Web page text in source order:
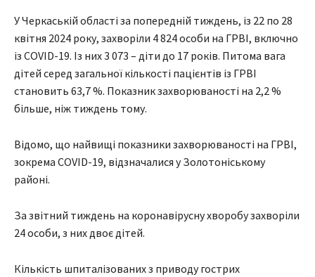
У Черкаській області за попередній тиждень, із 22 по 28
квітня 2024 року, захворіли 4 824 особи на ГРВІ, включно
із COVID-19. Із них 3 073 – діти до 17 років. Питома вага
дітей серед загальної кількості пацієнтів із ГРВІ
становить 63,7 %. Показник захворюваності на 2,2 %
більше, ніж тиждень тому.
Відомо, що найвищі показники захворюваності на ГРВІ,
зокрема COVID-19, відзначалися у Золотоніському
районі.
За звітний тиждень на коронавірусну хворобу захворіли
24 особи, з них двоє дітей.
Кількість шпиталізованих з приводу гострих